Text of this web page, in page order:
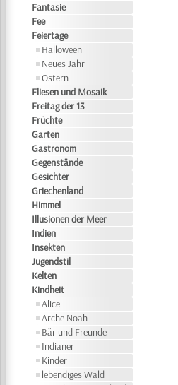
Fantasie
Fee
Feiertage
Halloween
Neues Jahr
Ostern
Fliesen und Mosaik
Freitag der 13
Früchte
Garten
Gastronom
Gegenstände
Gesichter
Griechenland
Himmel
Illusionen der Meer
Indien
Insekten
Jugendstil
Kelten
Kindheit
Alice
Arche Noah
Bär und Freunde
Indianer
Kinder
lebendiges Wald